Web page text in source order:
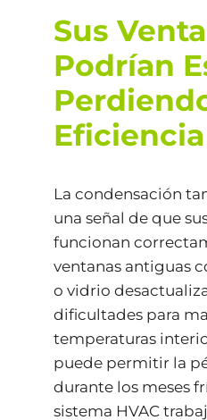
Sus
Podrían
Eficiencia
La condensación
una señal de que
funcionan
ventanas antiguas
o vidrio
dificultades para
temperaturas
puede permitir la
durante los meses
sistema HVAC